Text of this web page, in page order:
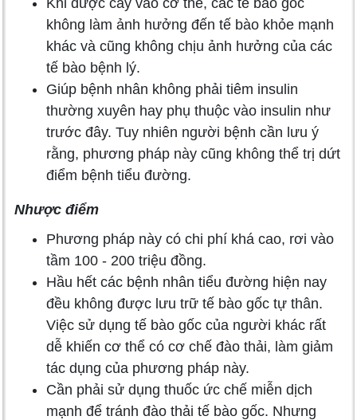
không làm ảnh hưởng đến tế bào khỏe mạnh
khác và cũng không chịu ảnh hưởng của các
tế bào bệnh lý.
Giúp bệnh nhân không phải tiêm insulin
thường xuyên hay phụ thuộc vào insulin như
trước đây. Tuy nhiên người bệnh cần lưu ý
rằng, phương pháp này cũng không thể trị dứt
điểm bệnh tiểu đường.
Nhược điểm
Phương pháp này có chi phí khá cao, rơi vào
tầm 100 - 200 triệu đồng.
Hầu hết các bệnh nhân tiểu đường hiện nay
đều không được lưu trữ tế bào gốc tự thân.
Việc sử dụng tế bào gốc của người khác rất
dễ khiến cơ thể có cơ chế đào thải, làm giảm
tác dụng của phương pháp này.
Cần phải sử dụng thuốc ức chế miễn dịch
mạnh để tránh đào thải tế bào gốc. Nhưng